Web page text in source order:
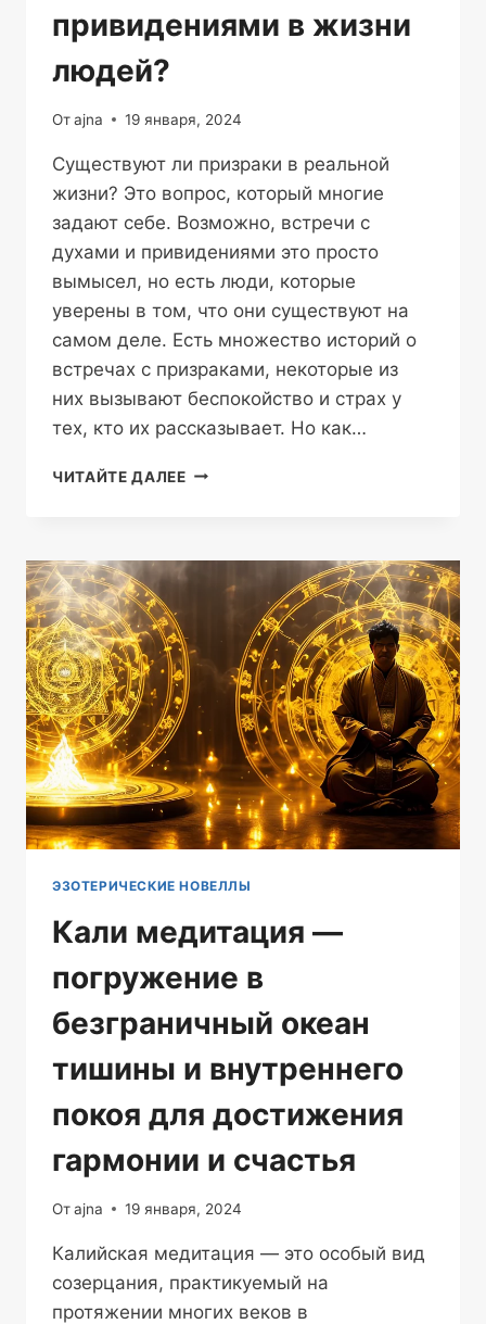
привидениями в жизни
людей?
Отajna 19 января, 2024
Существуют ли призраки в реальной
жизни? Это вопрос, который многие
задают себе. Возможно, встречи с
духами и привидениями это просто
вымысел, но есть люди, которые
уверены в том, что они существуют на
самом деле. Есть множество историй о
встречах с призраками, некоторые из
них вызывают беспокойство и страх у
тех, кто их рассказывает. Но как…
ЧИТАЙТЕ ДАЛЕЕСУЩЕСТВУЮТ
НАСКОЛЬКО
РЕАЛЬНЫ
ПРИВИДЕНИЯМИ
В
ЖИЗНИ
ЛЮДЕЙ?
ЭЗОТЕРИЧЕСКИЕ НОВЕЛЛЫ
Кали медитация —
погружение в
безграничный океан
тишины и внутреннего
покоя для достижения
гармонии и счастья
Отajna 19 января, 2024
Калийская медитация — это особый вид
созерцания, практикуемый на
протяжении многих веков в